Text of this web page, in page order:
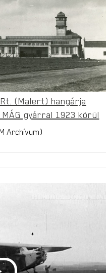
(Malert) hangárja
gyárral 1923 körül
Archívum)